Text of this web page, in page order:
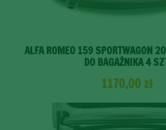
ALFA ROMEO 159 SPORTWAGON
DO BAGAŻNIKA 4
1170,00 zł